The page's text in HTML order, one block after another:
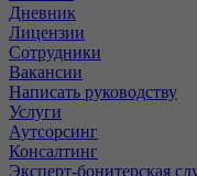
Дневник
Лицензии
Сотрудники
Вакансии
Написать руководству
Услуги
Аутсорсинг
Консалтинг
Эксперт-бонитерская